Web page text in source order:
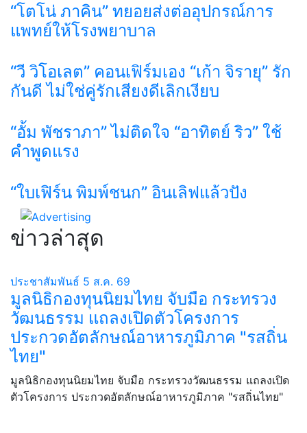
“โตโน่ ภาคิน” ทยอยส่งต่ออุปกรณ์การ
แพทย์ให้โรงพยาบาล
“วี วิโอเลต” คอนเฟิร์มเอง “เก้า จิรายุ” รัก
กันดี ไม่ใช่คู่รักเสียงดีเลิกเงียบ
“อั้ม พัชราภา” ไม่ติดใจ “อาทิตย์ ริว” ใช้
คำพูดแรง
“ใบเฟิร์น พิมพ์ชนก” อินเลิฟแล้วปัง
ข่าวล่าสุด
ประชาสัมพันธ์ 5 ส.ค. 69
มูลนิธิกองทุนนิยมไทย จับมือ กระทรวง
วัฒนธรรม แถลงเปิดตัวโครงการ
ประกวดอัตลักษณ์อาหารภูมิภาค "รสถิ่น
ไทย"
มูลนิธิกองทุนนิยมไทย จับมือ กระทรวงวัฒนธรรม แถลงเปิด
ตัวโครงการ ประกวดอัตลักษณ์อาหารภูมิภาค "รสถิ่นไทย"